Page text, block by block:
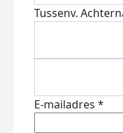
Tussenv.
E-mailadres *